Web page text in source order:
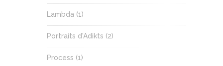
Lambda (1)
Portraits d'Adikts (2)
Process (1)